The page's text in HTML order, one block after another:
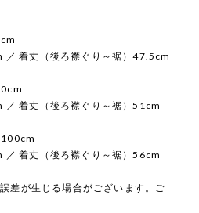
着丈（後ろ襟ぐり～裾）47.5cm
着丈（後ろ襟ぐり～裾）51cm
着丈（後ろ襟ぐり～裾）56cm
差が生じる場合がございます。ご